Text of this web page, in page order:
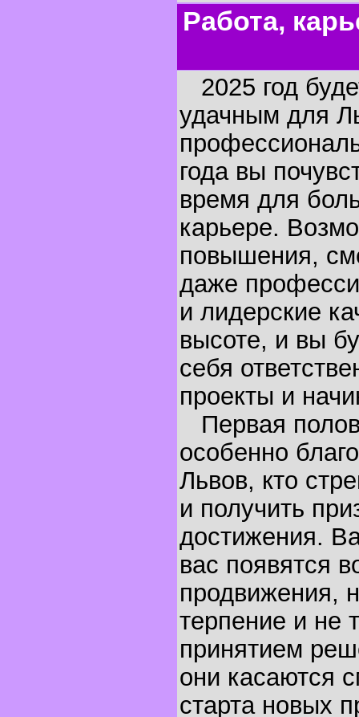
Работа,
2025 год
удачным для
года вы
время для
карьере.
повышения,
даже
и лидерские
высоте, и вы
себя
проекты и
Первая
особенно
Львов, кто
и получить
достижения.
вас появятся
продвижения,
терпение и не
принятием
они касаются
старта новых